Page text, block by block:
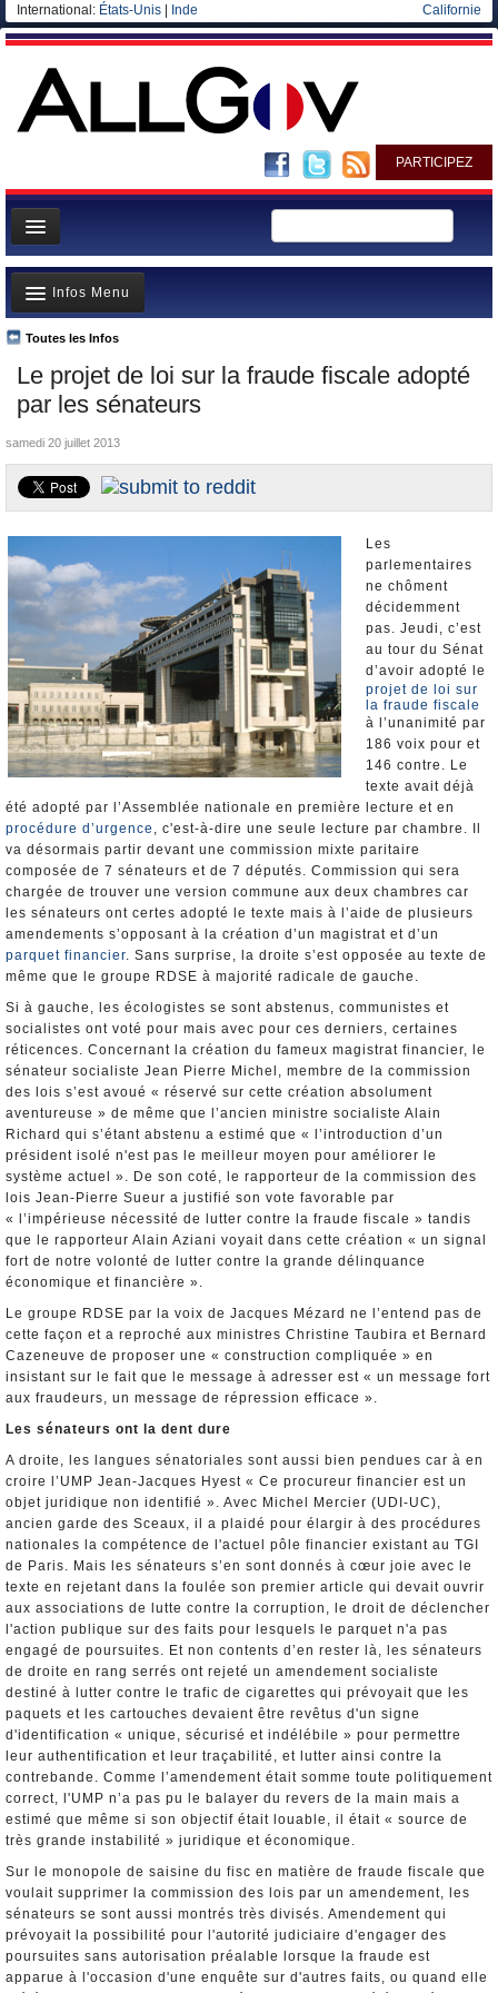
International: États-Unis Inde Californie
PARTICIPEZ
Page d'accueil
Infos
Gouvernement
Ministères/Directions
Blog
Elections européennes
Le projet de loi sur la fraude fiscale adopté
par les sénateurs
Toutes les Infos
Infos Menu
A la Une
Polémiques
Où va l’argent?
La France et le Monde
Nominations et Démissions
Elections européennes
Infos insolites
samedi 20 juillet 2013
Les
parlementaires
ne chôment
décidemment
pas. Jeudi, c’est
au tour du Sénat
d’avoir adopté le
projet de loi sur
la fraude fiscale
à l’unanimité par
186 voix pour et
146 contre. Le
texte avait déjà
été adopté par l’Assemblée nationale en première lecture et en
procédure d’urgence , c'est-à-dire une seule lecture par chambre. Il
va désormais partir devant une commission mixte paritaire
composée de 7 sénateurs et de 7 députés. Commission qui sera
chargée de trouver une version commune aux deux chambres car
les sénateurs ont certes adopté le texte mais à l’aide de plusieurs
amendements s’opposant à la création d’un magistrat et d’un
parquet financier. Sans surprise, la droite s’est opposée au texte de
même que le groupe RDSE à majorité radicale de gauche.
Si à gauche, les écologistes se sont abstenus, communistes et
socialistes ont voté pour mais avec pour ces derniers, certaines
réticences. Concernant la création du fameux magistrat financier, le
sénateur socialiste Jean Pierre Michel, membre de la commission
des lois s’est avoué « réservé sur cette création absolument
aventureuse » de même que l’ancien ministre socialiste Alain
Richard qui s’étant abstenu a estimé que « l’introduction d’un
président isolé n'est pas le meilleur moyen pour améliorer le
système actuel ». De son coté, le rapporteur de la commission des
lois Jean-Pierre Sueur a justifié son vote favorable par
« l’impérieuse nécessité de lutter contre la fraude fiscale » tandis
que le rapporteur Alain Aziani voyait dans cette création « un signal
fort de notre volonté de lutter contre la grande délinquance
économique et financière ».
Le groupe RDSE par la voix de Jacques Mézard ne l’entend pas de
cette façon et a reproché aux ministres Christine Taubira et Bernard
Cazeneuve de proposer une « construction compliquée » en
insistant sur le fait que le message à adresser est « un message fort
aux fraudeurs, un message de répression efficace ».
Les sénateurs ont la dent dure
A droite, les langues sénatoriales sont aussi bien pendues car à en
croire l’UMP Jean-Jacques Hyest « Ce procureur financier est un
objet juridique non identifié ». Avec Michel Mercier (UDI-UC),
ancien garde des Sceaux, il a plaidé pour élargir à des procédures
nationales la compétence de l'actuel pôle financier existant au TGI
de Paris. Mais les sénateurs s’en sont donnés à cœur joie avec le
texte en rejetant dans la foulée son premier article qui devait ouvrir
aux associations de lutte contre la corruption, le droit de déclencher
l'action publique sur des faits pour lesquels le parquet n'a pas
engagé de poursuites. Et non contents d’en rester là, les sénateurs
de droite en rang serrés ont rejeté un amendement socialiste
destiné à lutter contre le trafic de cigarettes qui prévoyait que les
paquets et les cartouches devaient être revêtus d'un signe
d'identification « unique, sécurisé et indélébile » pour permettre
leur authentification et leur traçabilité, et lutter ainsi contre la
contrebande. Comme l’amendement était somme toute politiquement
correct, l'UMP n’a pas pu le balayer du revers de la main mais a
estimé que même si son objectif était louable, il était « source de
très grande instabilité » juridique et économique.
Sur le monopole de saisine du fisc en matière de fraude fiscale que
voulait supprimer la commission des lois par un amendement, les
sénateurs se sont aussi montrés très divisés. Amendement qui
prévoyait la possibilité pour l'autorité judiciaire d'engager des
poursuites sans autorisation préalable lorsque la fraude est
apparue à l'occasion d'une enquête sur d'autres faits, ou quand elle